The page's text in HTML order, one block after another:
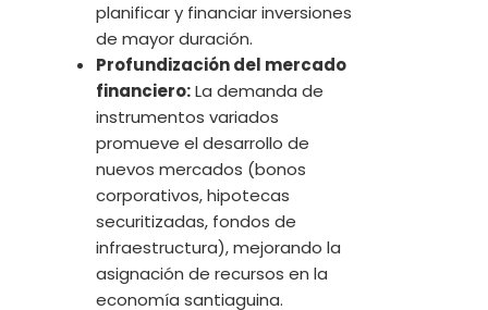
planificar y financiar inversiones
de mayor duración.
Profundización del mercado
financiero:La demanda de
instrumentos variados
promueve el desarrollo de
nuevos mercados (bonos
corporativos, hipotecas
securitizadas, fondos de
infraestructura), mejorando la
asignación de recursos en la
economía santiaguina.